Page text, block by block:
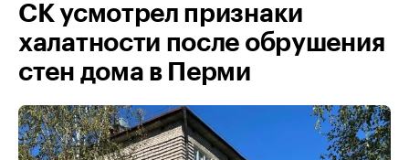
СК усмотрел признаки
халатности после обрушения
стен дома в Перми